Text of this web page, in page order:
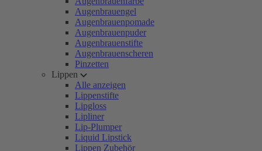
Augenbrauengel
Augenbrauenpomade
Augenbrauenpuder
Augenbrauenstifte
Augenbrauenscheren
Pinzetten
Lippen
Alle anzeigen
Lippenstifte
Lipgloss
Lipliner
Lip-Plumper
Liquid Lipstick
Lippen Zubehör